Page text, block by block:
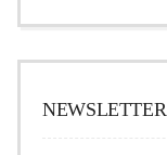
NEWSLETTER